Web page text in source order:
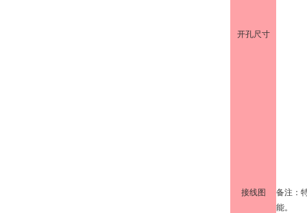
开孔尺寸
接线图
备注：
能。